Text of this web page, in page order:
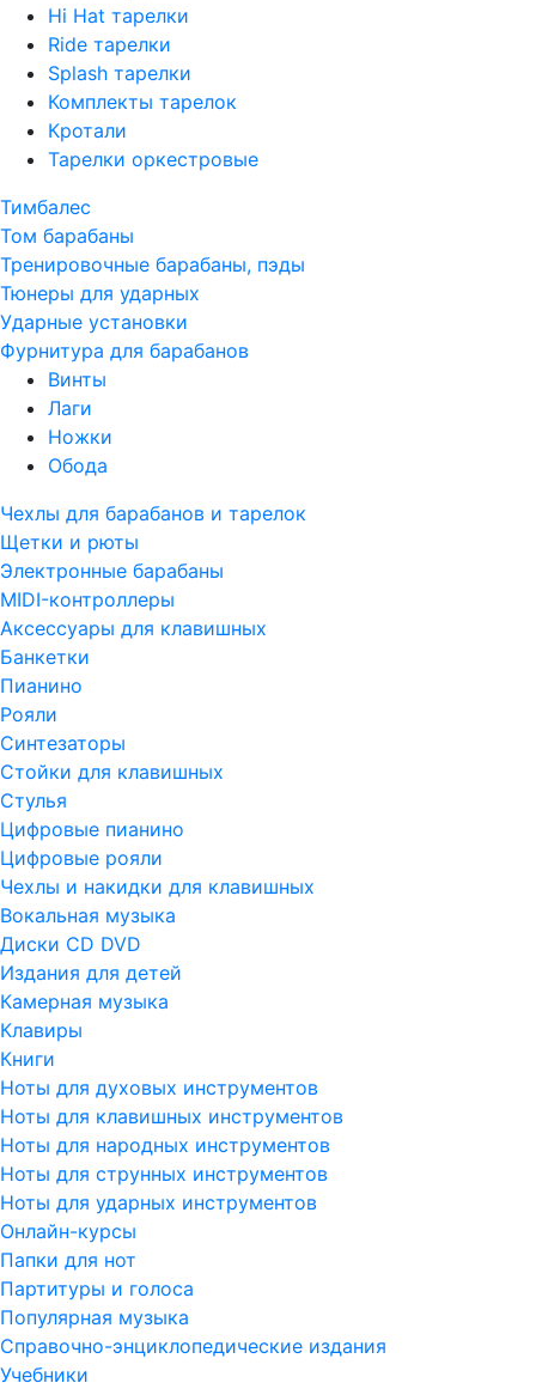
Hi Hat тарелки
Ride тарелки
Splash тарелки
Комплекты тарелок
Кротали
Тарелки оркестровые
Тимбалес
Том барабаны
Тренировочные барабаны, пэды
Тюнеры для ударных
Ударные установки
Фурнитура для барабанов
Винты
Лаги
Ножки
Обода
Чехлы для барабанов и тарелок
Щетки и рюты
Электронные барабаны
MIDI-контроллеры
Аксессуары для клавишных
Банкетки
Пианино
Рояли
Синтезаторы
Стойки для клавишных
Стулья
Цифровые пианино
Цифровые рояли
Чехлы и накидки для клавишных
Вокальная музыка
Диски CD DVD
Издания для детей
Камерная музыка
Клавиры
Книги
Ноты для духовых инструментов
Ноты для клавишных инструментов
Ноты для народных инструментов
Ноты для струнных инструментов
Ноты для ударных инструментов
Онлайн-курсы
Папки для нот
Партитуры и голоса
Популярная музыка
Справочно-энциклопедические издания
Учебники